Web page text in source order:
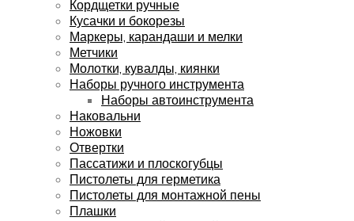
Кордщетки ручные
Кусачки и бокорезы
Маркеры, карандаши и мелки
Метчики
Молотки, кувалды, киянки
Наборы ручного инструмента
Наборы автоинструмента
Наковальни
Ножовки
Отвертки
Пассатижи и плоскогубцы
Пистолеты для герметика
Пистолеты для монтажной пены
Плашки